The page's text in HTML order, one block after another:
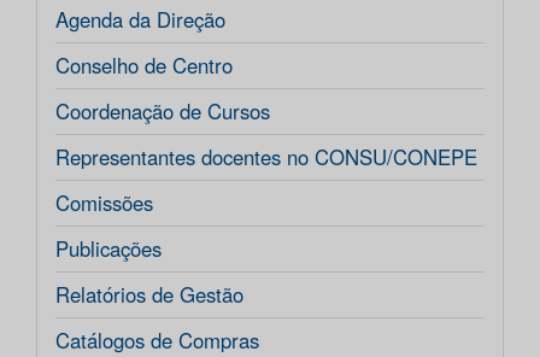
Agenda da Direção
Conselho de Centro
Coordenação de Cursos
Representantes docentes no CONSU/CONEPE
Comissões
Publicações
Relatórios de Gestão
Catálogos de Compras